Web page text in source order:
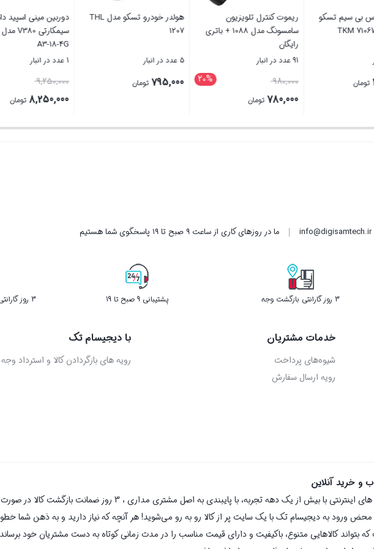
کابل افزایش طول AUX ارلدام
کیبورد و ماوس بی سیم تسکو
سفید مدل TKM 7106W
3,722,400
بستن
ریموت کنترل تلویزیون
980,000قیمت
بود.
بستن
1207
795,000 تومان
بستن
info@digisamtech.ir ما در روزهای کاری از ساعت ۹ صبح تا ۱۹ پاسخگوی شما هستیم
3 روز گارانتی بازگشت وجه پشتیبانی 9 صبح تا 19 3 روز گارانتی بازگشت کالا در صورت خرابی
خدمات مشتریان
شیوه‌های پرداخت
رویه ارسال سفارش
با دیجیسام تک
رویه های بازگردادن کالا و استرداد وجه
و خرید آنلاین
دیجیسام تک به عنوان یکی از قدیمی‌ترین فروشگاه های اینترنتی با
محض ورود به دیجیسام تک با یک سایت پر از کالا رو به رو می‌شوید! هر آنچه که نیاز دارید و به ذهن شما
بتواند کالاهایی متنوع، باکیفیت و دارای قیمت مناسب را در مدت زمانی کوتاه به دست مشتریان خود